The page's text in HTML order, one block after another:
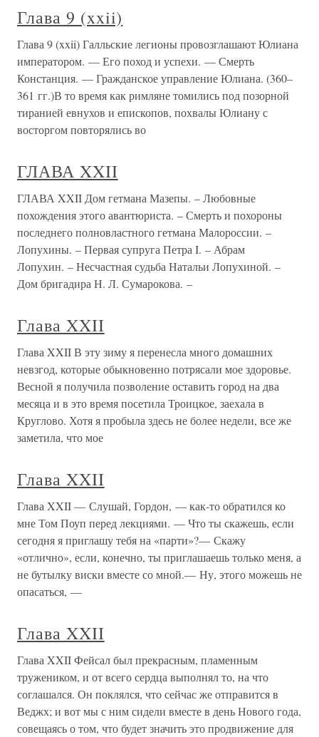
Глава 9 (xxii)
Глава 9 (xxii) Галльские легионы провозглашают Юлиана
императором. — Его поход и успехи. — Смерть
Констанция. — Гражданское управление Юлиана. (360–
361 гг.)В то время как римляне томились под позорной
тиранией евнухов и епископов, похвалы Юлиану с
восторгом повторялись во
ГЛАВА XXII
ГЛАВА XXII Дом гетмана Мазепы. – Любовные
похождения этого авантюриста. – Смерть и похороны
последнего полновластного гетмана Малороссии. –
Лопухины. – Первая супруга Петра I. – Абрам
Лопухин. – Несчастная судьба Натальи Лопухиной. –
Дом бригадира Н. Л. Сумарокова. –
Глава XXII
Глава XXII В эту зиму я перенесла много домашних
невзгод, которые обыкновенно потрясали мое здоровье.
Весной я получила позволение оставить город на два
месяца и в это время посетила Троицкое, заехала в
Круглово. Хотя я пробыла здесь не более недели, все же
заметила, что мое
Глава XXII
Глава XXII — Слушай, Гордон, — как-то обратился ко
мне Том Поуп перед лекциями. — Что ты скажешь, если
сегодня я приглашу тебя на «парти»?— Скажу
«отлично», если, конечно, ты приглашаешь только меня, а
не бутылку виски вместе со мной.— Ну, этого можешь не
опасаться, —
Глава XXII
Глава XXII Фейсал был прекрасным, пламенным
тружеником, и от всего сердца выполнял то, на что
соглашался. Он поклялся, что сейчас же отправится в
Веджх; и вот мы с ним сидели вместе в день Нового года,
совещаясь о том, что будет значить это продвижение для